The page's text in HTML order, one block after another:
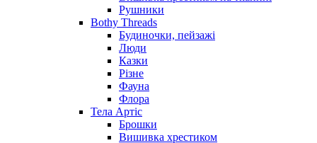
Рушники
Bothy Threads
Будиночки, пейзажі
Люди
Казки
Різне
Фауна
Флора
Тела Артіс
Брошки
Вишивка хрестиком